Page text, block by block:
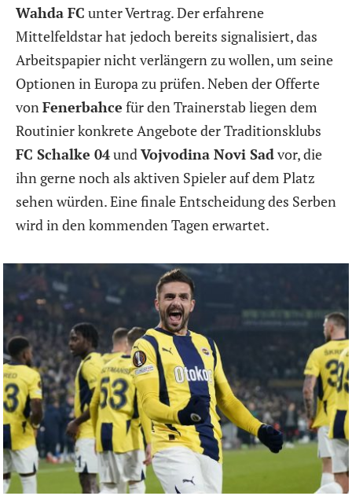
Wahda FC unter Vertrag. Der erfahrene
Mittelfeldstar hat jedoch bereits signalisiert, das
Arbeitspapier nicht verlängern zu wollen, um seine
Optionen in Europa zu prüfen. Neben der Offerte
vonFenerbahce für den Trainerstab liegen dem
Routinier konkrete Angebote der Traditionsklubs
FC Schalke 04undVojvodina Novi Sadvor, die
ihn gerne noch als aktiven Spieler auf dem Platz
sehen würden. Eine finale Entscheidung des Serben
wird in den kommenden Tagen erwartet.